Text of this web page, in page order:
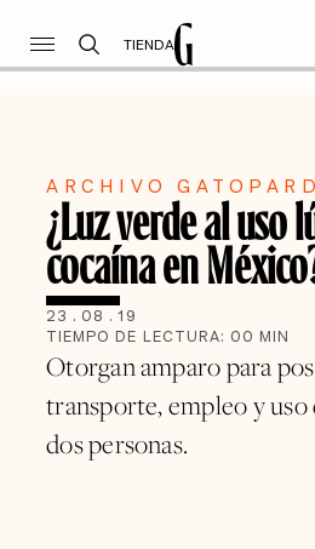
TIENDA
ARCHIVO
¿Luz verde al uso
cocaína en
23 . 08 . 19
TIEMPO DE LECTURA: 00 MIN
Otorgan amparo para
transporte, empleo y uso
dos personas.